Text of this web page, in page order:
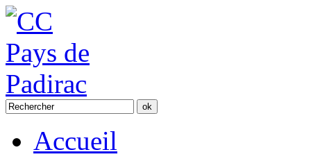
Accueil